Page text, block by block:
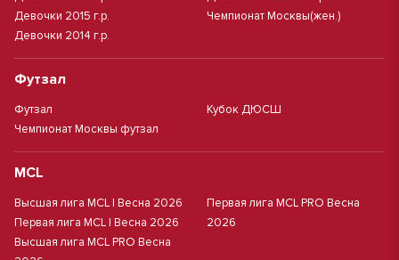
Девочки 2015 г.р.
Девочки 2014 г.р.
Чемпионат Москвы(жен.)
Футзал
Футзал
Чемпионат Москвы футзал
Кубок ДЮСШ
MCL
Высшая лига MCL | Весна 2026
Первая лига MCL | Весна 2026
Высшая лига MCL PRO Весна
Первая лига MCL PRO Весна
2026